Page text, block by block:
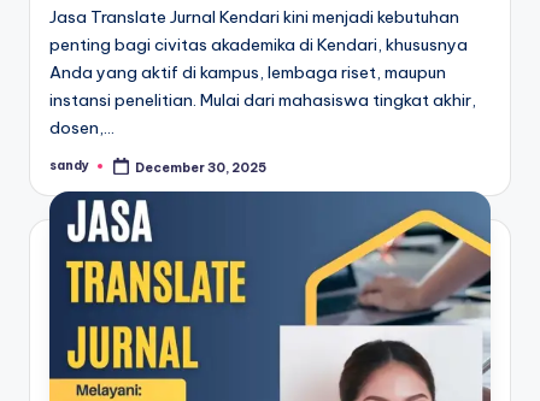
Jasa Translate Jurnal Kendari kini menjadi kebutuhan
penting bagi civitas akademika di Kendari, khususnya
Anda yang aktif di kampus, lembaga riset, maupun
instansi penelitian. Mulai dari mahasiswa tingkat akhir,
dosen,…
Posted
sandy December 30, 2025